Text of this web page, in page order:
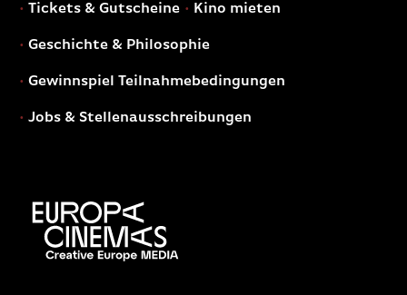
Tickets & Gutscheine Kino mieten
Geschichte & Philosophie
Gewinnspiel Teilnahmebedingungen
Jobs & Stellenausschreibungen